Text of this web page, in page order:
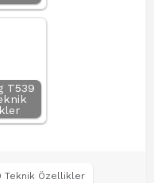
T539
Teknik Özellikler